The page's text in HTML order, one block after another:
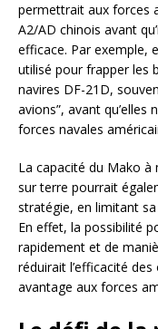
permettrait aux forces
A2/AD chinois avant
efficace. Par exemple,
utilisé pour frapper les
navires DF-21D,
avions”, avant
forces navales
La capacité du Mako
sur terre pourrait
stratégie, en limitant
En effet, la possibilité
rapidement et de
réduirait l’efficacité
avantage aux forces